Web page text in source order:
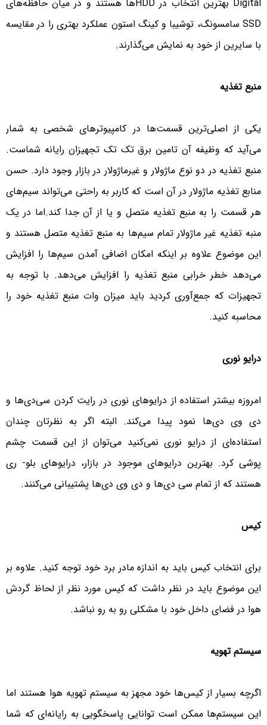
Digital بهترین انتخاب در HDDها هستند و در میان حافظه‌های
SSD سامسونگ، توشیبا و کینگ استون عملکرد بهتری را در مقایسه
با سایرین از خود به نمایش می‌گذارند.
منبع تغذیه
یکی از اصلی‌ترین قسمت‌ها در کامپیوترهای شخصی به شمار
می‌آید که وظیفه آن تامین برق تک تک تجهیزان رایانه شماست.
منبع تغذیه در دو نوع ماژولار و غیرماژولار در بازار وجود دارد. حسن
منابع تغذیه ماژولار در آن است که کاربر به راحتی می‌تواند سیم‌های
هر قسمت را به منبع تغذیه متصل و یا از آن جدا کند.اما در یک
منبه تغذیه غیر ماژولار تمام سیم‌ها به منبع تغذیه متصل هستند و
این موضوع علاوه بر اینکه امکان اضافی آمدن سیم‌ها را افزایش
می‌دهد خطر خرابی منبع تغذیه را افزایش می‌دهد. با توجه به
تجهیزات که جمع‌آوری کردید باید میزان وات منبع تغذیه خود را
محاسبه کنید.
درایو نوری
امروزه بیشتر استفاده از درایوهای نوری در رایت کردن سی‌دی‌ها و
دی وی دی‌ها نمود پیدا می‌کند. البته اگر به نظرتان چندان
استفاده‌ای از درایو نوری نمی‌کنید می‌توان از این قسمت چشم
پوشی کرد. بهترین درایوهای موجود در بازار، درایوهای بلو- ری
هستند که از تمام سی دی‌ها و دی وی دی‌ها پشتیبانی می‌کنند.
کیس
برای انتخاب کیس باید به اندازه مادر برد خود توجه کنید. علاوه بر
این موضوع باید در نظر داشت که کیس مورد نظر از لحاظ گردش
هوا در فضای داخل خود با مشکلی رو به رو نباشد.
سیستم تهویه
اگرچه بسیار از کیس‌ها خود مجهز به سیستم تهویه هوا هستند اما
این سیستم‌ها ممکن است توانایی پاسخگویی به رایانه‌ای که شما